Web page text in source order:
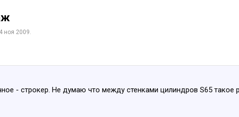
4 ноя 2009.
- строкер. Не думаю что между стенками цилиндров S65